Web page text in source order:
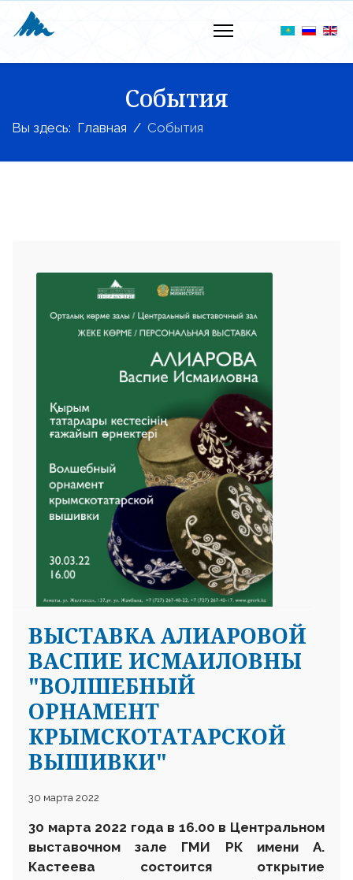
События
Вы здесь: Главная События
ВЫСТАВКА АЛИАРОВОЙ
ВАСПИЕ ИСМАИЛОВНЫ
"ВОЛШЕБНЫЙ
ОРНАМЕНТ
КРЫМСКОТАТАРСКОЙ
ВЫШИВКИ"
30 марта 2022
30 марта 2022 года в 16.00 в Центральном
выставочном зале ГМИ РК имени А.
Кастеева состоится открытие